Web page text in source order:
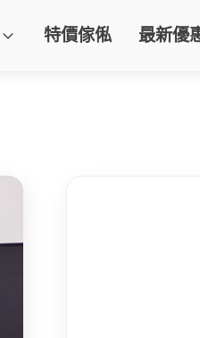
特價傢俬 最新優